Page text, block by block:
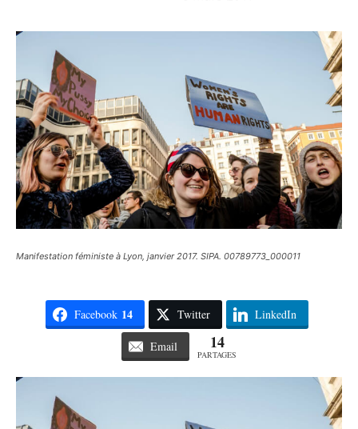
Manifestation féministe à Lyon, janvier 2017. SIPA. 00789773_000011
Facebook 14 Twitter LinkedIn
Email 14
PARTAGES